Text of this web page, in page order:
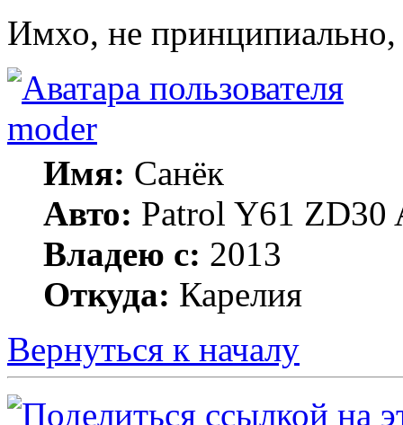
Имхо, не
moder
Имя: Санёк
Авто: Patrol Y61 ZD30
Владею с: 2013
Откуда: Карелия
Вернуться к началу